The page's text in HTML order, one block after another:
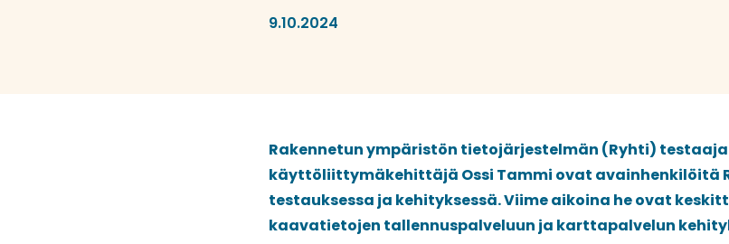
9.10.2024
Rakennetun ympäristön tietojärjestelmän (Ryhti) testaaja
käyttöliittymäkehittäjä Ossi Tammi ovat avainhenkilöitä
testauksessa ja kehityksessä. Viime aikoina he ovat
kaavatietojen tallennuspalveluun ja karttapalvelun